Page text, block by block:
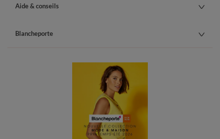
Aide & conseils
Blancheporte